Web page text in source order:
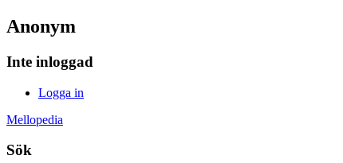
Anonym
Inte inloggad
Logga in
Mellopedia
Sök